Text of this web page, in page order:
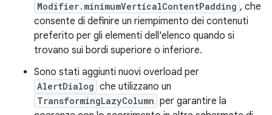
Modifier.minimumVerticalContentPadding , che
consente di definire un riempimento dei contenuti
preferito per gli elementi dell'elenco quando si
trovano sui bordi superiore o inferiore.
Sono stati aggiunti nuovi overload per
AlertDialog che utilizzano un
TransformingLazyColumn per garantire la